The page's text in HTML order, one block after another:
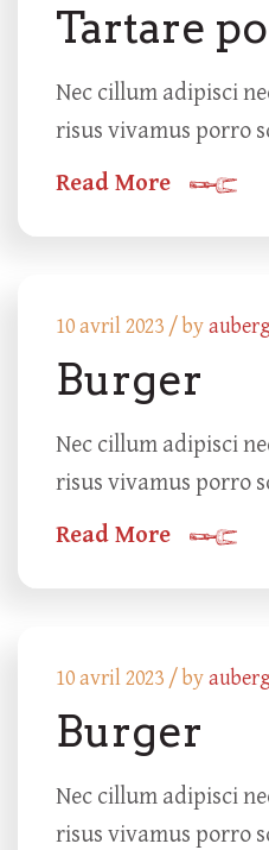
Tartare
Nec cillum adipisci
risus vivamus porro
Read More
10 avril 2023 /by
Burger
Nec cillum adipisci
risus vivamus porro
Read More
10 avril 2023 /by
Burger
Nec cillum adipisci
risus vivamus porro